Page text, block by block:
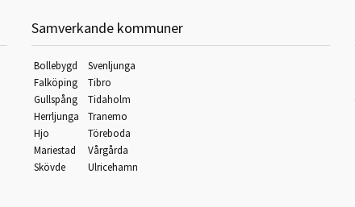
Samverkande kommuner
Bollebygd
Svenljunga
Falköping
Tibro
Gullspång
Tidaholm
Herrljunga
Tranemo
Hjo
Töreboda
Mariestad
Vårgårda
Skövde
Ulricehamn